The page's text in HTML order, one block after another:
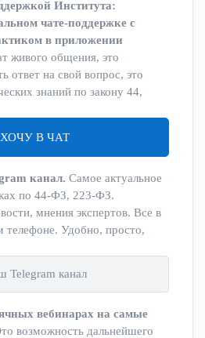
Института:
чате-поддержке с
в приложении
живого общения, это
ответ на свой вопрос, это
знаний по закону 44,
ХОЧУ В ЧАТ
канал. Самое актуальное
по 44-ФЗ, 223-ФЗ.
мнения экспертов. Все в
Удобно, просто,
Telegram канал
вебинарах на самые
возможность дальнейшего